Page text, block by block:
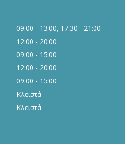
09:00 - 13:00, 17:30 - 21:00
12:00 - 20:00
09:00 - 15:00
12:00 - 20:00
09:00 - 15:00
Κλειστά
Κλειστά